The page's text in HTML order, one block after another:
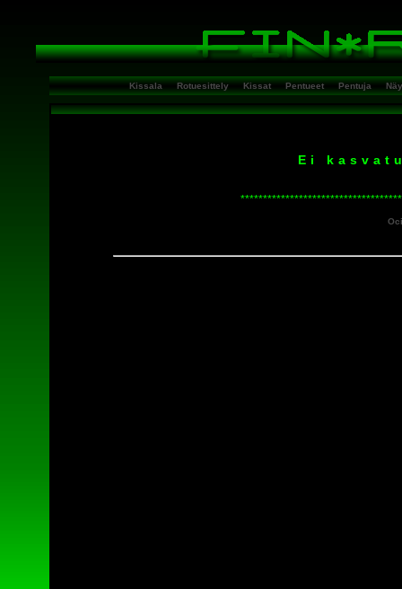
Kissala Rotuesittely Kissat Pentueet Pentuja
Ei